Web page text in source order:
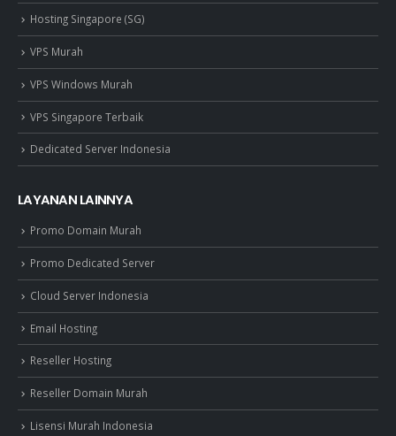
Hosting Singapore (SG)
VPS Murah
VPS Windows Murah
VPS Singapore Terbaik
Dedicated Server Indonesia
LAYANAN LAINNYA
Promo Domain Murah
Promo Dedicated Server
Cloud Server Indonesia
Email Hosting
Reseller Hosting
Reseller Domain Murah
Lisensi Murah Indonesia